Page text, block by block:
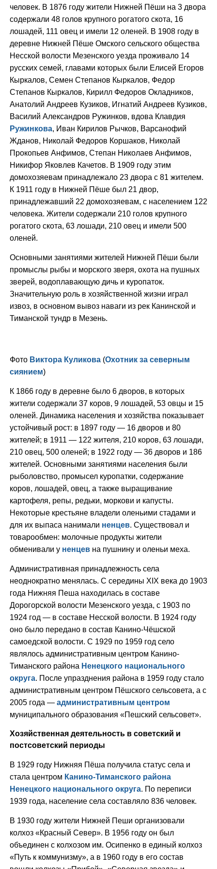
человек. В 1876 году жители Нижней Пёши на 3 двора
содержали 48 голов крупного рогатого скота, 16
лошадей, 111 овец и имели 12 оленей. В 1908 году в
деревне Нижней Пёше Омского сельского общества
Несской волости Мезенского уезда проживало 14
русских семей, главами которых были Елисей Егоров
Кыркалов, Семен Степанов Кыркалов, Федор
Степанов Кыркалов, Кирилл Федоров Окладников,
Анатолий Андреев Кузиков, Игнатий Андреев Кузиков,
Василий Александров Ружинков, вдова Клавдия
Ружинкова, Иван Кирилов Рычков, Варсанофий
Жданов, Николай Федоров Коршаков, Николай
Прокопьев Анфимов, Степан Николаев Анфимов,
Никифор Яковлев Качетов. В 1909 году этим
домохозяевам принадлежало 23 двора с 81 жителем.
К 1911 году в Нижней Пёше был 21 двор,
принадлежавший 22 домохозяевам, с населением 122
человека. Жители содержали 210 голов крупного
рогатого скота, 63 лошади, 210 овец и имели 500
оленей.
Основными занятиями жителей Нижней Пёши были
промыслы рыбы и морского зверя, охота на пушных
зверей, водоплавающую дичь и куропаток.
Значительную роль в хозяйственной жизни играл
извоз, в основном вывоз наваги из рек Канинской и
Тиманской тундр в Мезень.
Фото Виктора Куликова (Охотник за северным
сиянием)
К 1866 году в деревне было 6 дворов, в которых
жители содержали 37 коров, 9 лошадей, 53 овцы и 15
оленей. Динамика населения и хозяйства показывает
устойчивый рост: в 1897 году — 16 дворов и 80
жителей; в 1911 — 122 жителя, 210 коров, 63 лошади,
210 овец, 500 оленей; в 1922 году — 36 дворов и 186
жителей. Основными занятиями населения были
рыболовство, промысел куропатки, содержание
коров, лошадей, овец, а также выращивание
картофеля, репы, редьки, моркови и капусты.
Некоторые крестьяне владели оленьими стадами и
для их выпаса нанимали ненцев. Существовал и
товарообмен: молочные продукты жители
обменивали у ненцев на пушнину и оленьи меха.
Административная принадлежность села
неоднократно менялась. С середины XIX века до 1903
года Нижняя Пеша находилась в составе
Дорогорской волости Мезенского уезда, с 1903 по
1924 год — в составе Несской волости. В 1924 году
оно было передано в состав Канино-Чёшской
самоедской волости. С 1929 по 1959 год село
являлось административным центром Канино-
Тиманского района Ненецкого национального
округа. После упразднения района в 1959 году стало
административным центром Пёшского сельсовета, а с
2005 года — административным центром
муниципального образования «Пешский сельсовет».
Хозяйственная деятельность в советский и
постсоветский периоды
В 1929 году Нижняя Пёша получила статус села и
стала центром Канино-Тиманского района
Ненецкого национального округа. По переписи
1939 года, население села составляло 836 человек.
В 1930 году жители Нижней Пеши организовали
колхоз «Красный Север». В 1956 году он был
объединен с колхозом им. Осипенко в единый колхоз
«Путь к коммунизму», а в 1960 году в его состав